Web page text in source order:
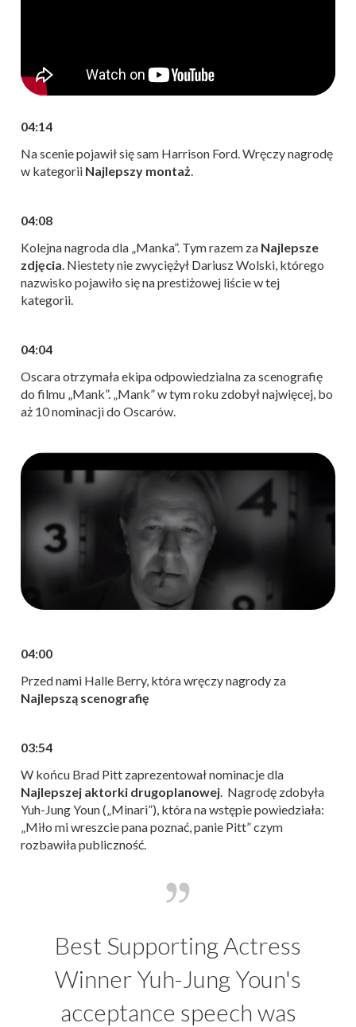
04:14
Na scenie pojawił się sam Harrison Ford. Wręczy nagrodę
w kategorii Najlepszy montaż
04:08
Kolejna nagroda dla „Manka”. Tym razem za Najlepsze
zdjęcia . Niestety nie zwyciężył Dariusz Wolski, którego
nazwisko pojawiło się na prestiżowej liście w tej
kategorii.
04:04
Oscara otrzymała ekipa odpowiedzialna za scenografię
do filmu „Mank”. „Mank” w tym roku zdobył najwięcej, bo
aż 10 nominacji do Oscarów.
04:00
Przed nami Halle Berry, która wręczy nagrody za
Najlepszą scenografię
03:54
W końcu Brad Pitt zaprezentował nominacje dla
Najlepszej aktorki drugoplanowej . Nagrodę zdobyła
Yuh-Jung Youn („Minari”), która na wstępie powiedziała:
„Miło mi wreszcie pana poznać, panie Pitt” czym
rozbawiła publiczność.
Best Supporting Actress
Winner Yuh-Jung Youn's
acceptance speech was